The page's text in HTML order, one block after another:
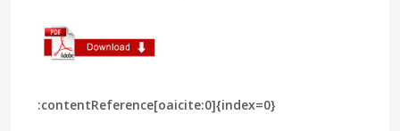
:contentReference[oaicite:0]{index=0}